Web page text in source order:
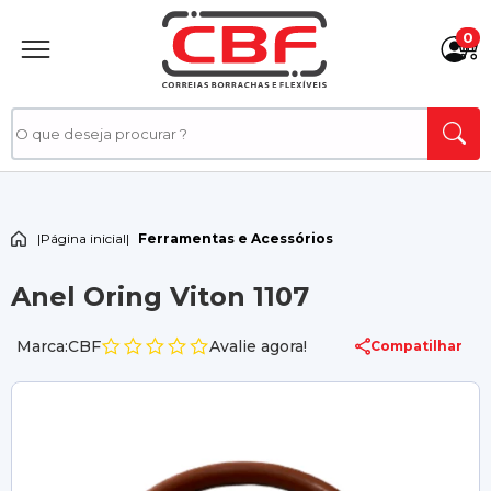
0
|Página inicial| Ferramentas e Acessórios
Anel Oring Viton 1107
Marca:CBF Avalie agora! Compatilhar